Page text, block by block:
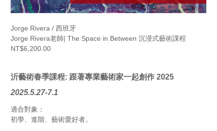
Jorge Rivera / 西班牙
Jorge Rivera老師| The Space in Between 沉浸式藝術課程
NT$6,200.00
沂藝術春季課程: 跟著專業藝術家一起創作 2025
2025.5.27-7.1
適合對象：
初學、進階、藝術愛好者。